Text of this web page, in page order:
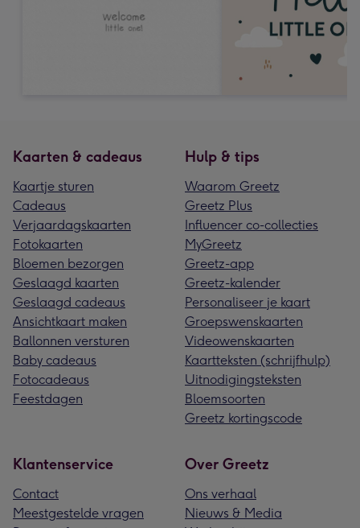
Kaarten & cadeaus
Kaartje sturen
Cadeaus
Verjaardagskaarten
Fotokaarten
Bloemen bezorgen
Geslaagd kaarten
Geslaagd cadeaus
Ansichtkaart maken
Ballonnen versturen
Baby cadeaus
Fotocadeaus
Feestdagen
Hulp & tips
Waarom Greetz
Greetz Plus
Influencer co-collecties
MyGreetz
Greetz-app
Greetz-kalender
Personaliseer je kaart
Groepswenskaarten
Videowenskaarten
Kaartteksten (schrijfhulp)
Uitnodigingsteksten
Bloemsoorten
Greetz kortingscode
Klantenservice
Contact
Meestgestelde vragen
Over Greetz
Ons verhaal
Nieuws & Media